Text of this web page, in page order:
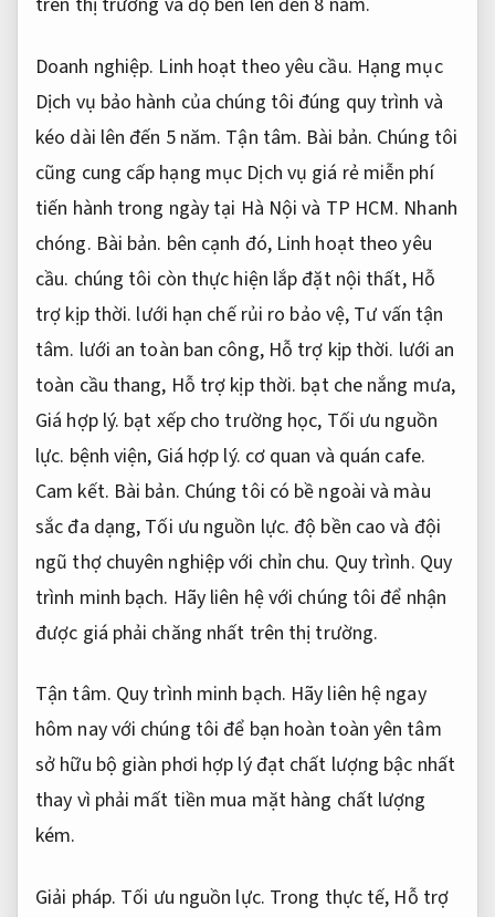
Doanh nghiệp. Linh hoạt theo yêu cầu. Hạng mục
Dịch vụ bảo hành của chúng tôi đúng quy trình và
kéo dài lên đến 5 năm. Tận tâm. Bài bản. Chúng tôi
cũng cung cấp hạng mục Dịch vụ giá rẻ miễn phí
tiến hành trong ngày tại Hà Nội và TP HCM. Nhanh
chóng. Bài bản. bên cạnh đó, Linh hoạt theo yêu
cầu. chúng tôi còn thực hiện lắp đặt nội thất, Hỗ
trợ kịp thời. lưới hạn chế rủi ro bảo vệ, Tư vấn tận
tâm. lưới an toàn ban công, Hỗ trợ kịp thời. lưới an
toàn cầu thang, Hỗ trợ kịp thời. bạt che nắng mưa,
Giá hợp lý. bạt xếp cho trường học, Tối ưu nguồn
lực. bệnh viện, Giá hợp lý. cơ quan và quán cafe.
Cam kết. Bài bản. Chúng tôi có bề ngoài và màu
sắc đa dạng, Tối ưu nguồn lực. độ bền cao và đội
ngũ thợ chuyên nghiệp với chỉn chu. Quy trình. Quy
trình minh bạch. Hãy liên hệ với chúng tôi để nhận
được giá phải chăng nhất trên thị trường.
Tận tâm. Quy trình minh bạch. Hãy liên hệ ngay
hôm nay với chúng tôi để bạn hoàn toàn yên tâm
sở hữu bộ giàn phơi hợp lý đạt chất lượng bậc nhất
thay vì phải mất tiền mua mặt hàng chất lượng
kém.
Giải pháp. Tối ưu nguồn lực. Trong thực tế, Hỗ trợ